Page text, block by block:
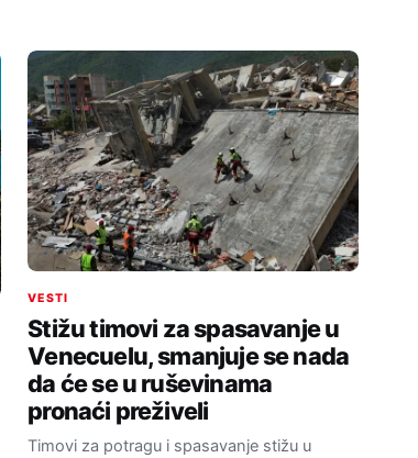
VESTI
Stižu timovi za spasavanje u
Venecuelu, smanjuje se nada
da će se u ruševinama
pronaći preživeli
Timovi za potragu i spasavanje stižu u